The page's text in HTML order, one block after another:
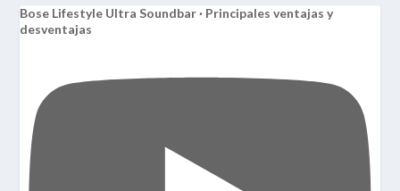
Bose Lifestyle Ultra Soundbar · Principales ventajas y
desventajas